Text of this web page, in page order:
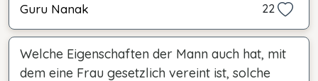
Guru Nanak 22
Welche Eigenschaften der Mann auch hat, mit
dem eine Frau gesetzlich vereint ist, solche